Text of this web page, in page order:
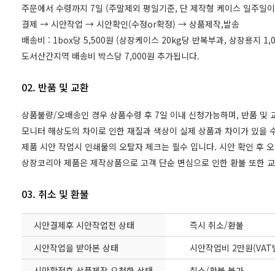
주문에서 수령까지 7일 (주말제외 평일기준, 단 제작형 케이스 일주일
결제 → 시안작업 → 시안확인(수정or확정) → 상품제작,발송
배송비 : 1box당 5,500원 (상장케이스 20kg당 반복부과, 상장용지
도서산간지역 배송비 박스당 7,000원 추가됩니다.
02. 반품 및 교환
상품불량/오배송인 경우 상품수령 후 7일 이내 신청가능하며, 반품 및
모니터 해상도의 차이로 인한 재질과 색상이 실제 상품과 차이가 있
제품 시안 작업시 인쇄물의 오탈자 체크는 필수 입니다. 시안 확인 후
상장코리아 제품은 제작상품으로 고객 단순 변심으로 인한 환불 또한
03. 취소 및 환불
시안결제후 시안작업전 상태
즉시 취소/환불
시안작업을 받아본 상태
시안작업비 2만원